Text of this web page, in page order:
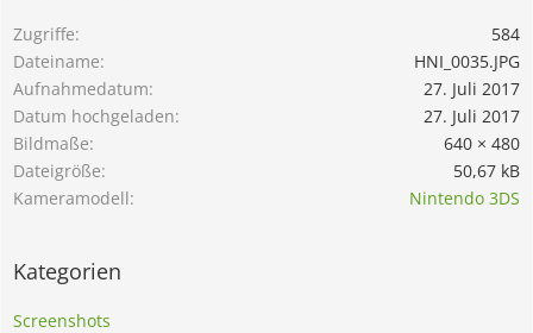
Zugriffe
584
Dateiname
HNI_0035.JPG
Aufnahmedatum
27. Juli 2017
Datum hochgeladen
27. Juli 2017
Bildmaße
640 × 480
Dateigröße
50,67 kB
Kameramodell
Nintendo 3DS
Kategorien
Screenshots